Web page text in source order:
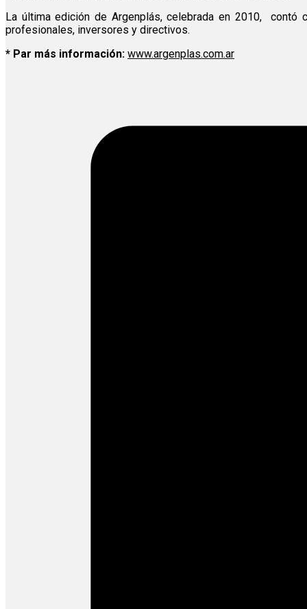
La última edición de Argenplás, celebrada en 2010, contó
profesionales, inversores y directivos.
* Par más información: www.argenplas.com.ar